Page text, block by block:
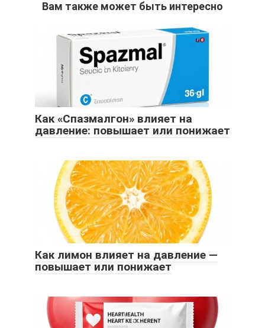
Вам также может быть интересно
Как «Спазмалгон» влияет на
давление: повышает или понижает
Как лимон влияет на давление —
повышает или понижает